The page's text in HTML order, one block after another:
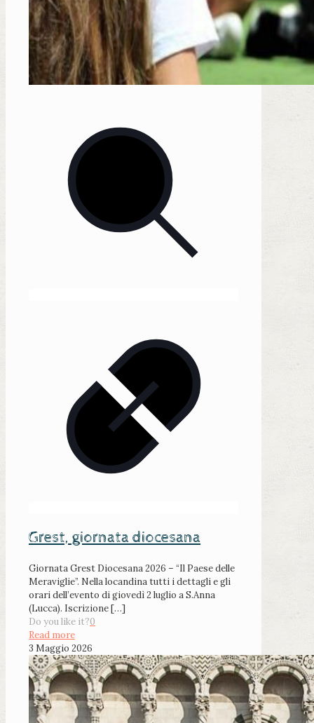
Grest, giornata diocesana
Giornata Grest Diocesana 2026 – “Il Paese delle
Meraviglie”. Nella locandina tutti i dettagli e gli
orari dell’evento di giovedì 2 luglio a S.Anna
(Lucca). Iscrizione[…]
Do you like it?0
Read more
3 Maggio 2026